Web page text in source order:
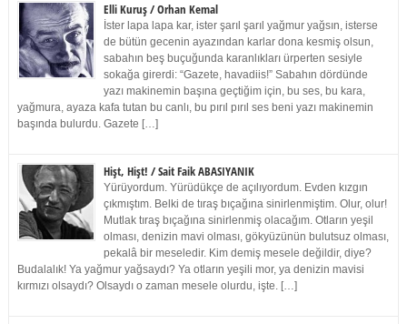
Elli Kuruş / Orhan Kemal
İster lapa lapa kar, ister şarıl şarıl yağmur yağsın, isterse
de bütün gecenin ayazından karlar dona kesmiş olsun,
sabahın beş buçuğunda karanlıkları ürperten sesiyle
sokağa girerdi: “Gazete, havadiis!” Sabahın dördünde
yazı makinemin başına geçtiğim için, bu ses, bu kara,
yağmura, ayaza kafa tutan bu canlı, bu pırıl pırıl ses beni yazı makinemin
başında bulurdu. Gazete […]
Hişt, Hişt! / Sait Faik ABASIYANIK
Yürüyordum. Yürüdükçe de açılıyordum. Evden kızgın
çıkmıştım. Belki de tıraş bıçağına sinirlenmiştim. Olur, olur!
Mutlak tıraş bıçağına sinirlenmiş olacağım. Otların yeşil
olması, denizin mavi olması, gökyüzünün bulutsuz olması,
pekalâ bir meseledir. Kim demiş mesele değildir, diye?
Budalalık! Ya yağmur yağsaydı? Ya otların yeşili mor, ya denizin mavisi
kırmızı olsaydı? Olsaydı o zaman mesele olurdu, işte. […]